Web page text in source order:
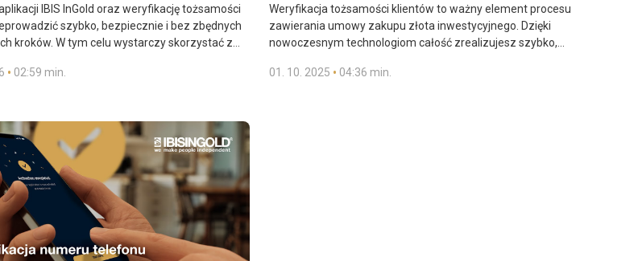
IBIS InGold oraz weryfikację tożsamości
szybko, bezpiecznie i bez zbędnych
kroków. W tym celu wystarczy skorzystać z
wymagane czynności w jeden spójny,
uzyskać pełny dostęp do wszystkich funkcji
wyjaśniającej, jak zweryfikować
z wykorzystaniem skanu twarzy? Przejdźtutaj
• 02:59 min.
Weryfikacja tożsamości klientów to ważny element procesu
zawierania umowy zakupu złota inwestycyjnego. Dzięki
nowoczesnym technologiom całość zrealizujesz szybko,
01. 10. 2025 • 04:36 min.